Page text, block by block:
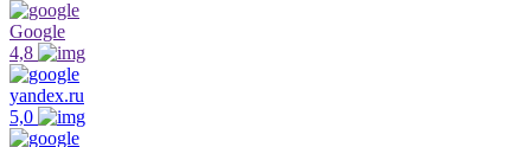
Google
4,8
yandex.ru
5,0